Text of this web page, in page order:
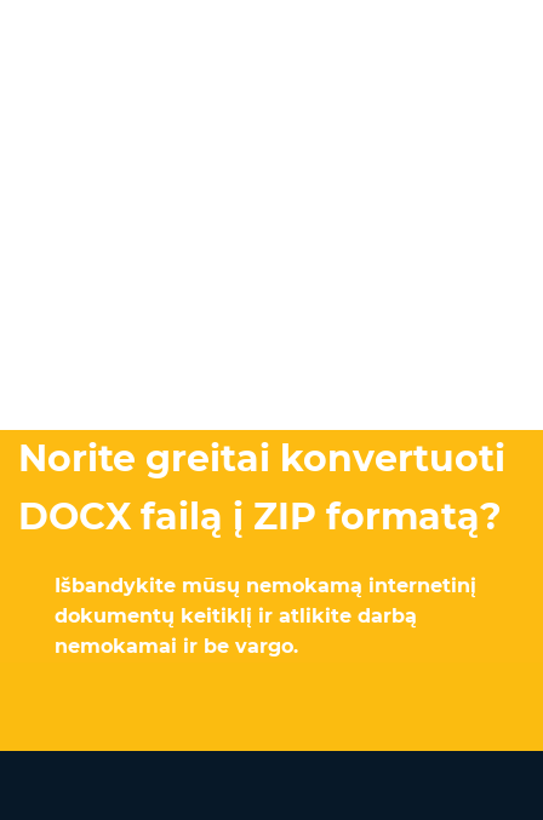
Norite greitai konvertuoti
DOCX failą į ZIP formatą?
Išbandykite mūsų nemokamą internetinį
dokumentų keitiklį ir atlikite darbą
nemokamai ir be vargo.